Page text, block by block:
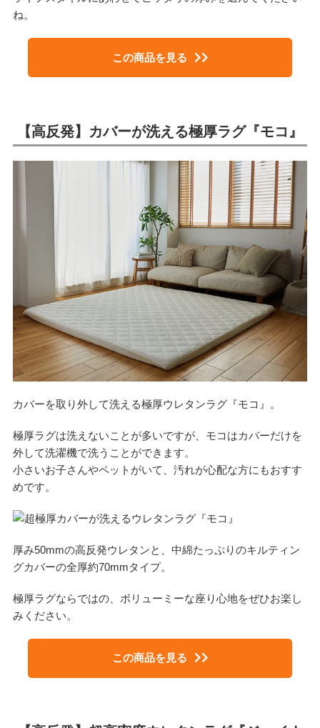
ね。
この商品を見る
【高反発】カバーが洗える極厚ラグ『モコ』
カバーを取り外して洗える極厚ウレタンラグ『モコ』。
極厚ラグは洗えないことが多いですが、モコはカバーだけを
外して洗濯機で洗うことができます。
小さいお子さんやペットがいて、汚れが心配な方にもおすす
めです。
厚み50mmの高反発ウレタンと、中綿たっぷりのキルティン
グカバーの全厚約70mmタイプ。
極厚ラグならではの、ボリューミーな座り心地をぜひお楽し
みください。
この商品を見る